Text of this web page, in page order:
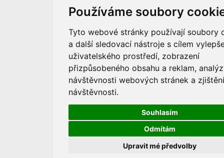
Používáme soubory
Tyto webové stránky používají soubory
a další sledovací nástroje s cílem
uživatelského prostředí, zobrazení
přizpůsobeného obsahu a reklam,
návštěvnosti webových stránek a
návštěvnosti.
Souhlasím
Odmítám
Upravit mé předvolby